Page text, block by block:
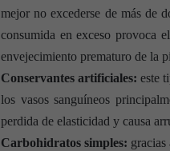
mejor no excederse de más de
consumida en exceso provoca
envejecimiento prematuro de la
Conservantes artificiales: este
los vasos sanguíneos
perdida de elasticidad y causa
Carbohidratos simples: